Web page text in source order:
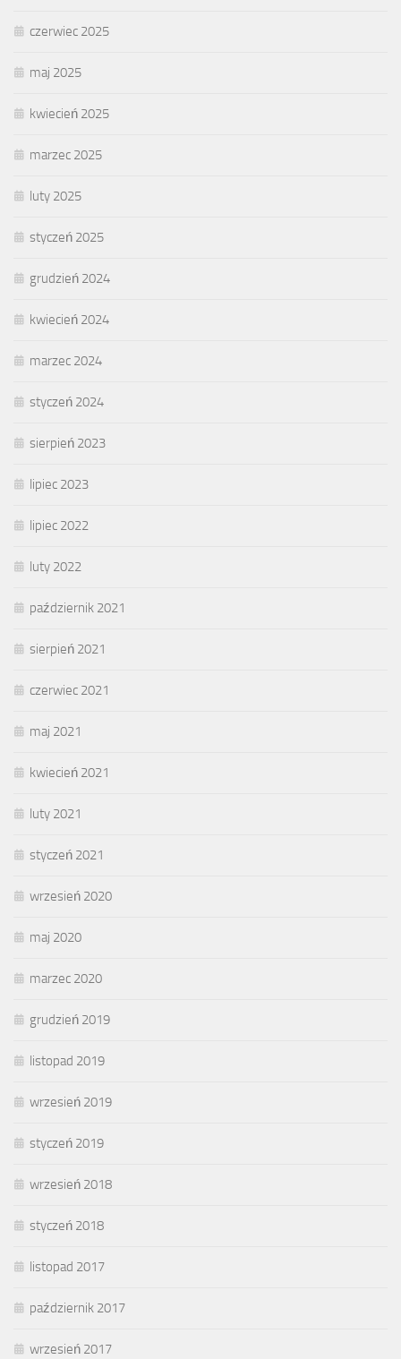
czerwiec 2025
maj 2025
kwiecień 2025
marzec 2025
luty 2025
styczeń 2025
grudzień 2024
kwiecień 2024
marzec 2024
styczeń 2024
sierpień 2023
lipiec 2023
lipiec 2022
luty 2022
październik 2021
sierpień 2021
czerwiec 2021
maj 2021
kwiecień 2021
luty 2021
styczeń 2021
wrzesień 2020
maj 2020
marzec 2020
grudzień 2019
listopad 2019
wrzesień 2019
styczeń 2019
wrzesień 2018
styczeń 2018
listopad 2017
październik 2017
wrzesień 2017